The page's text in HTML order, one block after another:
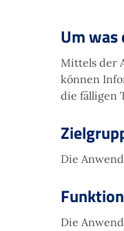
Um was
Mittels der
können
die fälligen
Die
Die